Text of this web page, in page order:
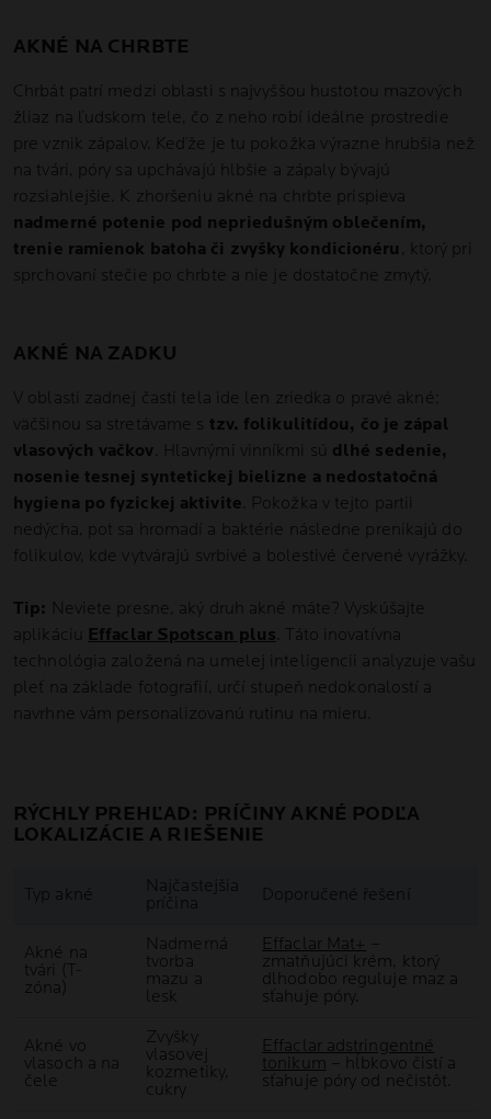
AKNÉ NA CHRBTE
Chrbát patrí medzi oblasti s najvyššou hustotou mazových
žliaz na ľudskom tele, čo z neho robí ideálne prostredie
pre vznik zápalov. Keďže je tu pokožka výrazne hrubšia než
na tvári, póry sa upchávajú hlbšie a zápaly bývajú
rozsiahlejšie. K zhoršeniu akné na chrbte prispieva
nadmerné potenie pod nepriedušným oblečením,
trenie ramienok batoha či zvyšky kondicionéru
, ktorý pri
sprchovaní stečie po chrbte a nie je dostatočne zmytý.
AKNÉ NA ZADKU
V oblasti zadnej časti tela ide len zriedka o pravé akné;
väčšinou sa stretávame s tzv. folikulitídou, čo je zápal
vlasových vačkov . Hlavnými vinníkmi sú dlhé sedenie,
nosenie tesnej syntetickej bielizne a nedostatočná
hygiena po fyzickej aktivite . Pokožka v tejto partii
nedýcha, pot sa hromadí a baktérie následne prenikajú do
folikulov, kde vytvárajú svrbivé a bolestivé červené vyrážky.
Tip: Neviete presne, aký druh akné máte? Vyskúšajte
aplikáciu Effaclar Spotscan plus . Táto inovatívna
technológia založená na umelej inteligencii analyzuje vašu
pleť na základe fotografií, určí stupeň nedokonalostí a
navrhne vám personalizovanú rutinu na mieru.
RÝCHLY PREHĽAD: PRÍČINY AKNÉ PODĽA
LOKALIZÁCIE A RIEŠENIE
Typ akné
Najčastejšia
príčina
Doporučené řešení
Akné na
tvári (T-
zóna)
Nadmerná
tvorba
mazu a
lesk
Effaclar Mat+ –
zmatňujúci krém, ktorý
dlhodobo reguluje maz a
sťahuje póry.
Akné vo
vlasoch a na
čele
Zvyšky
vlasovej
kozmetiky,
cukry
Effaclar adstringentné
tonikum – hĺbkovo čistí a
sťahuje póry od nečistôt.